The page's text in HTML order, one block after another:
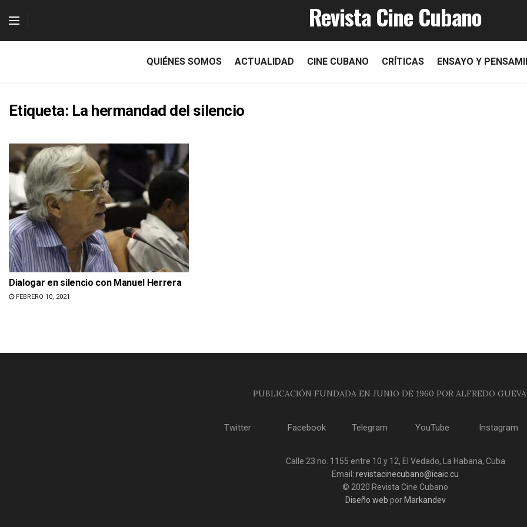
Revista Cine Cubano
QUIÉNES SOMOS ACTUALIDAD CINE CUBANO CRÍTICAS ENSAYO Y
Etiqueta: La hermandad del silencio
Dialogar en silencio con Manuel Herrera
FEBRERO 10, 2021
PUBLICACIÓN FUNDADA EN JUNIO DE 1960 POR ALFREDO
Twitter Facebook Telegram YouTube Instagram
Calle 23 no. 1155 entre 10 y 12, El Vedado, La Habana, Cuba
Email: revistacinecubano@icaic.cu
© 2020 Revista Cine Cubano
Diseño web por Markandev